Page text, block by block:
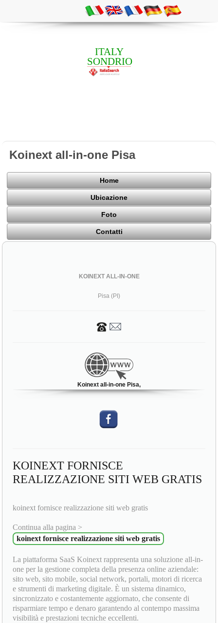
ITALY
SONDRIO
Koinext all-in-one Pisa
Home
Ubicazione
Foto
Contatti
KOINEXT ALL-IN-ONE
Pisa (PI)
Koinext all-in-one Pisa,
KOINEXT FORNISCE
REALIZZAZIONE SITI WEB GRATIS
koinext fornisce realizzazione siti web gratis
Continua alla pagina >
koinext fornisce realizzazione siti web gratis
La piattaforma SaaS Koinext rappresenta una soluzione all-in-
one per la gestione completa della presenza online aziendale:
sito web, sito mobile, social network, portali, motori di ricerca
e strumenti di marketing digitale. È un sistema dinamico,
sincronizzato e costantemente aggiornato, che consente di
risparmiare tempo e denaro garantendo al contempo massima
visibilità e prestazioni tecniche eccellenti.